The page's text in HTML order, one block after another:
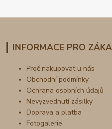
INFORMACE PRO
Proč nakupovat u nás
Obchodní podmínky
Ochrana osobních údajů
Nevyzvednutí zásilky
Doprava a platba
Fotogalerie